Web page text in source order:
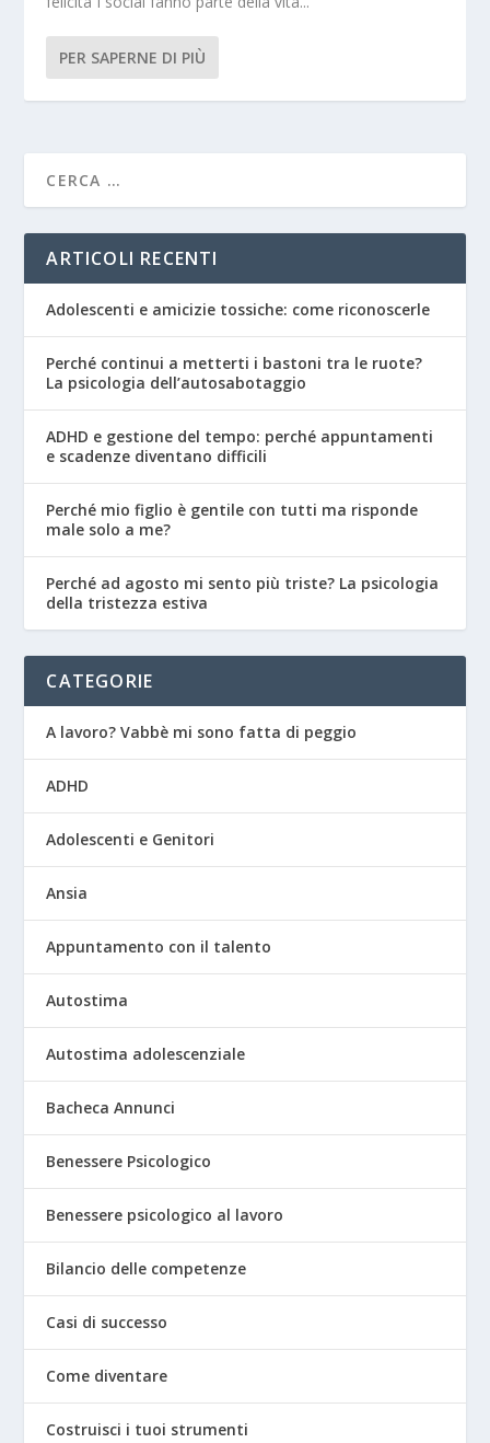
PER SAPERNE DI PIÙ
ARTICOLI RECENTI
Adolescenti e amicizie tossiche: come riconoscerle
Perché continui a metterti i bastoni tra le ruote?
La psicologia dell’autosabotaggio
ADHD e gestione del tempo: perché appuntamenti
e scadenze diventano difficili
Perché mio figlio è gentile con tutti ma risponde
male solo a me?
Perché ad agosto mi sento più triste? La psicologia
della tristezza estiva
CATEGORIE
A lavoro? Vabbè mi sono fatta di peggio
ADHD
Adolescenti e Genitori
Ansia
Appuntamento con il talento
Autostima
Autostima adolescenziale
Bacheca Annunci
Benessere Psicologico
Benessere psicologico al lavoro
Bilancio delle competenze
Casi di successo
Come diventare
Costruisci i tuoi strumenti